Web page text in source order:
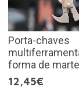
Porta-chaves
forma de
12,45€